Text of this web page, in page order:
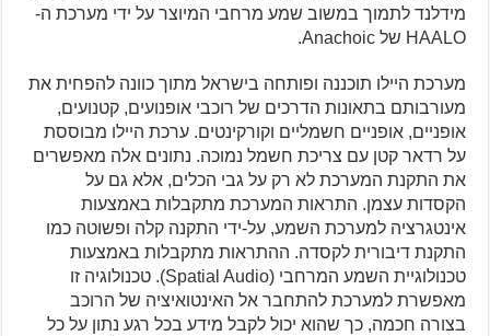
מידלנד לתמוך במשוב שמע מרחבי המיוצר על ידי מערכת ה-
HAALO של Anachoic.
מערכת היילו תוכננה ופותחה בישראל מתוך כוונה להפחית את
מעורבותם בתאונות הדרכים של רוכבי אופנועים, קטנועים,
אופניים, אופניים חשמליים וקורקינטים. ערכת היילו מבוססת
על רדאר קטן עם צריכת חשמל נמוכה. נתונים אלה מאפשרים
את התקנת המערכת לא רק על גבי הכלים, אלא גם על
הקסדות עצמן. התראות המערכת מתקבלות באמצעות
אינטגרציה למערכת השמע, על-ידי התקנה קלה ופשוטה כמו
התקנת דיבורית לקסדה. ההתראות מתקבלות באמצעות
טכנולוגיית השמע המרחבי (Spatial Audio). טכנולוגיה זו
מאפשרת למערכת להתחבר אל האינטואיציה של הרוכב
בצורה חכמה, כך שהוא יכול לקבל מידע בכל רגע נתון על כל